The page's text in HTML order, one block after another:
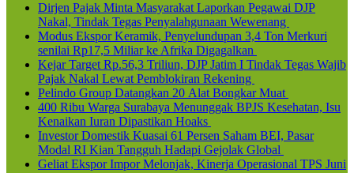
Dirjen Pajak Minta Masyarakat Laporkan Pegawai DJP
Nakal, Tindak Tegas Penyalahgunaan Wewenang
Modus Ekspor Keramik, Penyelundupan 3,4 Ton Merkuri
senilai Rp17,5 Miliar ke Afrika Digagalkan
Kejar Target Rp.56,3 Triliun, DJP Jatim I Tindak Tegas Wajib
Pajak Nakal Lewat Pemblokiran Rekening
Pelindo Group Datangkan 20 Alat Bongkar Muat
400 Ribu Warga Surabaya Menunggak BPJS Kesehatan, Isu
Kenaikan Iuran Dipastikan Hoaks
Investor Domestik Kuasai 61 Persen Saham BEI, Pasar
Modal RI Kian Tangguh Hadapi Gejolak Global
Geliat Ekspor Impor Melonjak, Kinerja Operasional TPS Juni